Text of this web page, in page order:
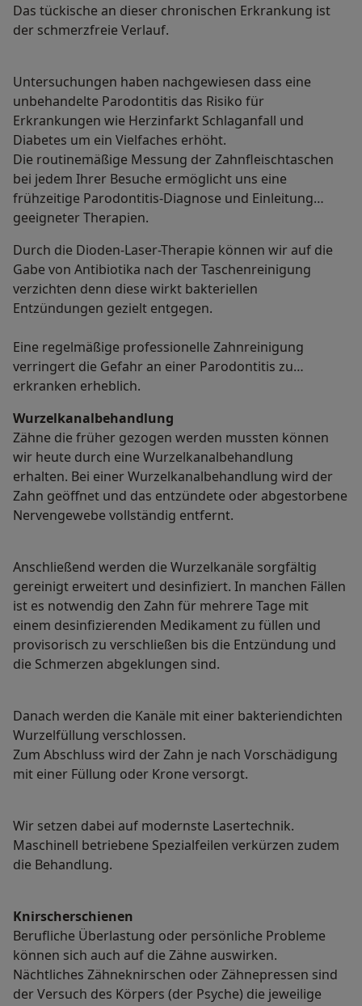
Das tückische an dieser chronischen Erkrankung ist
der schmerzfreie Verlauf.
Untersuchungen haben nachgewiesen dass eine
unbehandelte Parodontitis das Risiko für
Erkrankungen wie Herzinfarkt Schlaganfall und
Diabetes um ein Vielfaches erhöht.
Die routinemäßige Messung der Zahnfleischtaschen
bei jedem Ihrer Besuche ermöglicht uns eine
frühzeitige Parodontitis-Diagnose und Einleitung
geeigneter Therapien.
Durch die Dioden-Laser-Therapie können wir auf die
Gabe von Antibiotika nach der Taschenreinigung
verzichten denn diese wirkt bakteriellen
Entzündungen gezielt entgegen.
Eine regelmäßige professionelle Zahnreinigung
verringert die Gefahr an einer Parodontitis zu
erkranken erheblich.
Wurzelkanalbehandlung
Zähne die früher gezogen werden mussten können
wir heute durch eine Wurzelkanalbehandlung
erhalten. Bei einer Wurzelkanalbehandlung wird der
Zahn geöffnet und das entzündete oder abgestorbene
Nervengewebe vollständig entfernt.
Anschließend werden die Wurzelkanäle sorgfältig
gereinigt erweitert und desinfiziert. In manchen Fällen
ist es notwendig den Zahn für mehrere Tage mit
einem desinfizierenden Medikament zu füllen und
provisorisch zu verschließen bis die Entzündung und
die Schmerzen abgeklungen sind.
Danach werden die Kanäle mit einer bakteriendichten
Wurzelfüllung verschlossen.
Zum Abschluss wird der Zahn je nach Vorschädigung
mit einer Füllung oder Krone versorgt.
Wir setzen dabei auf modernste Lasertechnik.
Maschinell betriebene Spezialfeilen verkürzen zudem
die Behandlung.
Knirscherschienen
Berufliche Überlastung oder persönliche Probleme
können sich auch auf die Zähne auswirken.
Nächtliches Zähneknirschen oder Zähnepressen sind
der Versuch des Körpers (der Psyche) die jeweilige